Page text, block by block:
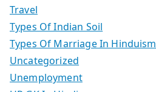
Travel
Types Of Indian Soil
Types Of Marriage In Hinduism
Uncategorized
Unemployment